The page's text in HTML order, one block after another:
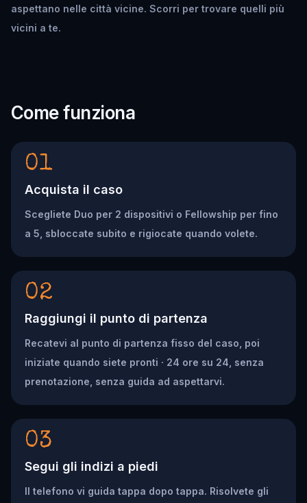
aspettano nelle città vicine. Scorri per trovare quelli più
vicini a te.
Come funziona
01
Acquista il caso
Scegliete Duo per 2 dispositivi o Fellowship per fino
a 5, sbloccate subito e rigiocate quando volete.
02
Raggiungi il punto di partenza
Recatevi al punto di partenza fisso del caso, poi
iniziate quando siete pronti · 24 ore su 24, senza
prenotazione, senza guida ad aspettarvi.
03
Segui gli indizi a piedi
Il telefono vi guida tappa dopo tappa. Risolvete gli